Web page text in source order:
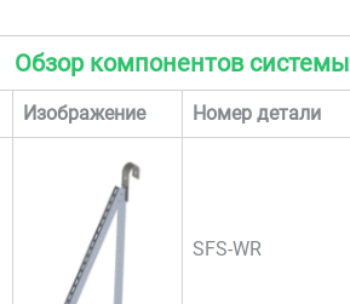
Обзор компонентов системы
Изображение Номер детали
SFS-WR